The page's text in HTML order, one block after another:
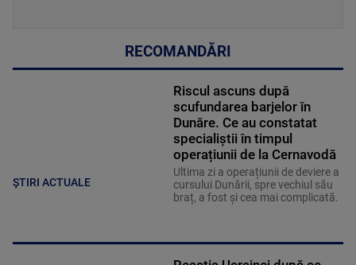
RECOMANDĂRI
ȘTIRI ACTUALE
Riscul ascuns după
scufundarea barjelor în
Dunăre. Ce au constatat
specialiștii în timpul
operațiunii de la Cernavodă
Ultima zi a operațiunii de deviere a
cursului Dunării, spre vechiul său
braț, a fost și cea mai complicată.